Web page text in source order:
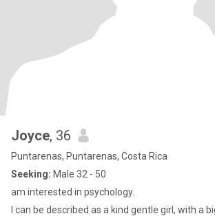
Joyce, 36
Puntarenas, Puntarenas, Costa Rica
Seeking: Male 32 - 50
am interested in psychology.
I can be described as a kind gentle girl, with a